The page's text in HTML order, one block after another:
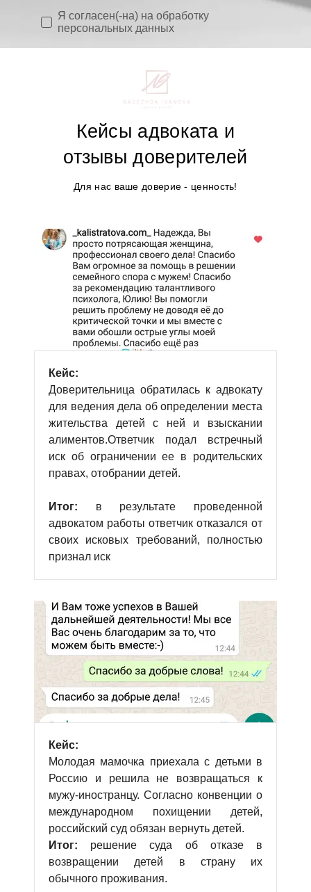
Я согласен(-на) на обработку
персональных данных
Кейсы адвоката и
отзывы доверителей
Для нас ваше доверие - ценность!
Кейс:
Доверительница обратилась к адвокату
для ведения дела об определении места
жительства детей с ней и взыскании
алиментов.Ответчик подал встречный
иск об ограничении ее в родительских
правах, отобрании детей.
Итог: в результате проведенной
адвокатом работы ответчик отказался от
своих исковых требований, полностью
признал иск
Кейс:
Молодая мамочка приехала с детьми в
Россию и решила не возвращаться к
мужу-иностранцу. Согласно конвенции о
международном похищении детей,
российский суд обязан вернуть детей.
Итог: решение суда об отказе в
возвращении детей в страну их
обычного проживания.